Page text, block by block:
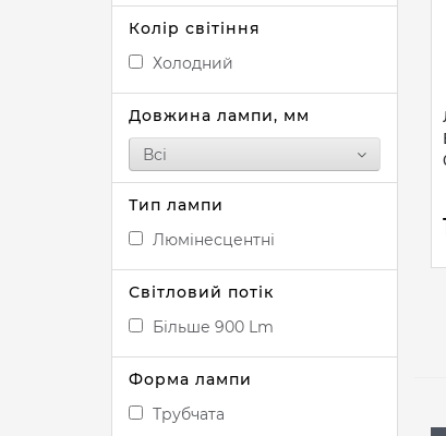
Колір світіння
Холодний
Довжина лампи, мм
Всі
Тип лампи
Люмінесцентні
Світловий потік
Більше 900 Lm
Форма лампи
Трубчата